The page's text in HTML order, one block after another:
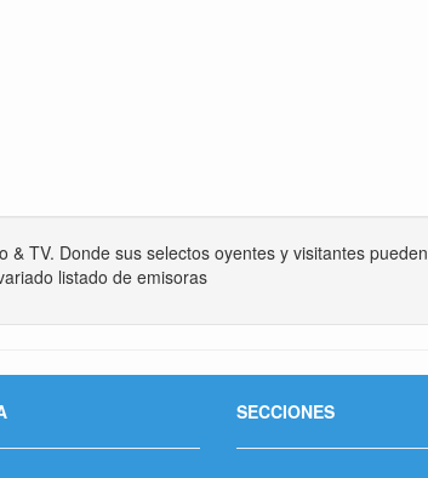
TV. Donde sus selectos oyentes y visitantes pueden
listado de emisoras
SECCIONES